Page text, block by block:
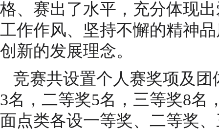
格、赛出了水平，充分体现
工作作风、坚持不懈的精神
创新的发展理念。
竞赛共设置个人赛奖项及团
3名，二等奖5名，三等奖8名
面点类各设一等奖、二等奖